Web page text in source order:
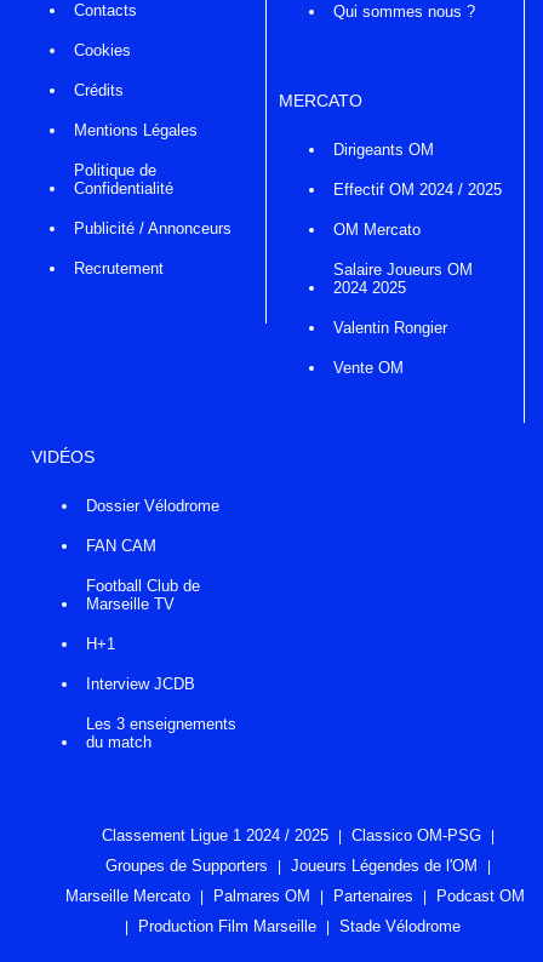
Contacts
Cookies
Crédits
Mentions Légales
Politique de
Confidentialité
Publicité / Annonceurs
Recrutement
Qui sommes nous ?
MERCATO
Dirigeants OM
Effectif OM 2024 / 2025
OM Mercato
Salaire Joueurs OM
2024 2025
Valentin Rongier
Vente OM
VIDÉOS
Dossier Vélodrome
FAN CAM
Football Club de
Marseille TV
H+1
Interview JCDB
Les 3 enseignements
du match
Classement Ligue 1 2024 / 2025
Classico OM-PSG
Groupes de Supporters
Joueurs Légendes de l'OM
Marseille Mercato
Palmares OM Partenaires
Podcast OM
Production Film Marseille
Stade Vélodrome